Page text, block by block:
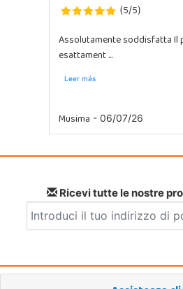
(5/5)
Assolutamente soddisfatta
esattament ...
Leer más
Musima - 06/07/26
Ricevi tutte le nostre